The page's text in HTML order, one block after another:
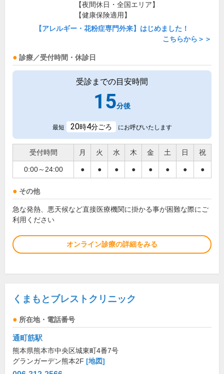
【夜間休日・全国エリア】
【健康保険適用】
【アレルギー・花粉症専門外来】はじめました！
こちらから＞＞
診療／受付時間・休診日
受診までの目安時間
15分後
最短 20時4分ごろ にお呼びいたします
受付時間 月 火 水 木 金 土 日 祝
0:00～24:00 ● ● ● ● ● ● ● ●
その他
急な発熱、悪天候など直接医療機関に掛かる事が困難な際にご
利用ください
オンライン診療の詳細をみる
くまもとブレストクリニック
所在地・電話番号
通町筋駅
熊本県熊本市中央区城東町4番7号
グランガーデン熊本2F [地図]